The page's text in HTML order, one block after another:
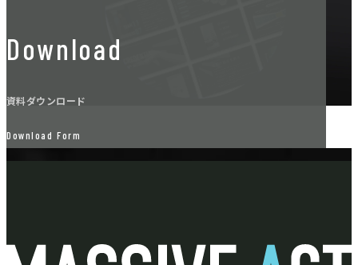
Download
資料ダウンロード
Download Form